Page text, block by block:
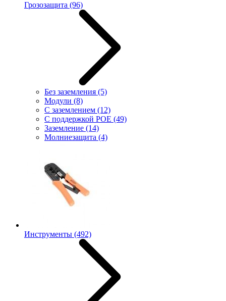
Грозозащита (96)
Без заземления (5)
Модули (8)
С заземлением (12)
С поддержкой POE (49)
Заземление (14)
Молниезащита (4)
Инструменты (492)